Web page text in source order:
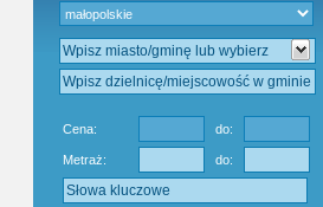
Cena: do:
Metraż: do: